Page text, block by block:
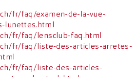
fr/faq/examen-de-la-vue-
lunettes.html
fr/faq/lensclub-faq.html
fr/faq/liste-des-articles-arretes-
fr/faq/liste-des-articles-